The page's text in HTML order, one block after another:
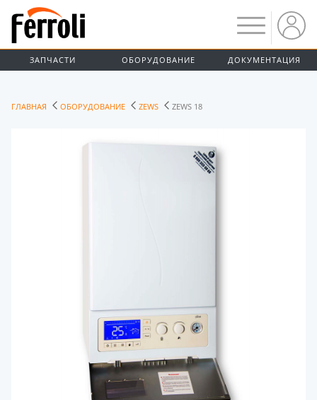
ЗАПЧАСТИ ОБОРУДОВАНИЕ ДОКУМЕНТАЦИЯ
ГЛАВНАЯ ОБОРУДОВАНИЕ ZEWS ZEWS 18